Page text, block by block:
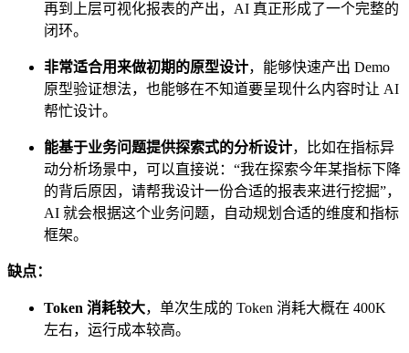
再到上层可视化报表的产出，AI 真正形成了一个完整的
闭环。
非常适合用来做初期的原型设计，能够快速产出 Demo
原型验证想法，也能够在不知道要呈现什么内容时让 AI
帮忙设计。
能基于业务问题提供探索式的分析设计，比如在指标异
动分析场景中，可以直接说：“我在探索今年某指标下降
的背后原因，请帮我设计一份合适的报表来进行挖掘”，
AI 就会根据这个业务问题，自动规划合适的维度和指标
框架。
缺点：
Token 消耗较大，单次生成的 Token 消耗大概在 400K
左右，运行成本较高。